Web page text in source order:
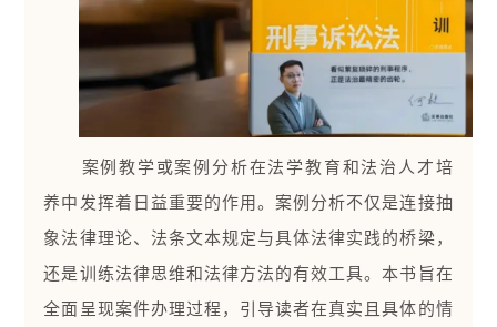
案例教学或案例分析在法学教育和法治人才培
养中发挥着日益重要的作用。案例分析不仅是连接抽
象法律理论、法条文本规定与具体法律实践的桥梁，
还是训练法律思维和法律方法的有效工具。本书旨在
全面呈现案件办理过程，引导读者在真实且具体的情